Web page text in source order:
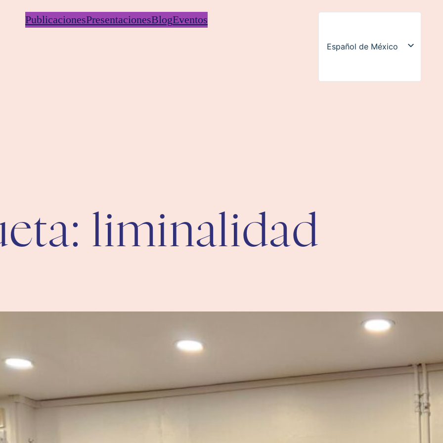
PublicacionesPresentacionesBlogEventos
Español de México
liminalidad